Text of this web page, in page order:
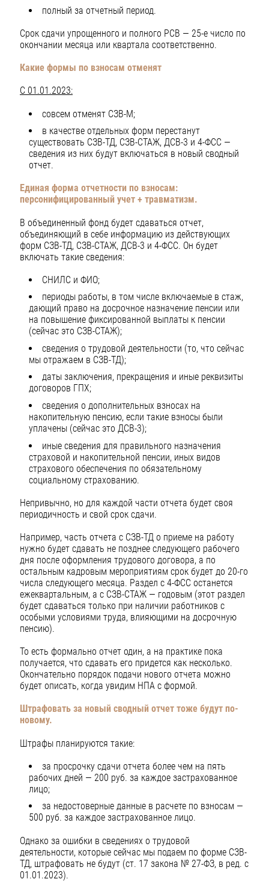
полный за отчетный период.
Срок сдачи упрощенного и полного РСВ — 25-е число по
окончании месяца или квартала соответственно.
Какие формы по взносам отменят
С 01.01.2023:
совсем отменят СЗВ-М;
в качестве отдельных форм перестанут
существовать СЗВ-ТД, СЗВ-СТАЖ, ДСВ-3 и 4-ФСС —
сведения из них будут включаться в новый сводный
отчет.
Единая форма отчетности по взносам:
персонифицированный учет + травматизм.
В объединенный фонд будет сдаваться отчет,
объединяющий в себе информацию из действующих
форм СЗВ-ТД, СЗВ-СТАЖ, ДСВ-3 и 4-ФСС. Он будет
включать такие сведения:
СНИЛС и ФИО;
периоды работы, в том числе включаемые в стаж,
дающий право на досрочное назначение пенсии или
на повышение фиксированной выплаты к пенсии
(сейчас это СЗВ-СТАЖ);
сведения о трудовой деятельности (то, что сейчас
мы отражаем в СЗВ-ТД);
даты заключения, прекращения и иные реквизиты
договоров ГПХ;
сведения о дополнительных взносах на
накопительную пенсию, если такие взносы были
уплачены (сейчас это ДСВ-3);
иные сведения для правильного назначения
страховой и накопительной пенсии, иных видов
страхового обеспечения по обязательному
социальному страхованию.
Непривычно, но для каждой части отчета будет своя
периодичность и свой срок сдачи.
Например, часть отчета с СЗВ-ТД о приеме на работу
нужно будет сдавать не позднее следующего рабочего
дня после оформления трудового договора, а по
остальным кадровым мероприятиям срок будет до 20-го
числа следующего месяца. Раздел с 4-ФСС останется
ежеквартальным, а с СЗВ-СТАЖ — годовым (этот раздел
будет сдаваться только при наличии работников с
особыми условиями труда, влияющими на досрочную
пенсию).
То есть формально отчет один, а на практике пока
получается, что сдавать его придется как несколько.
Окончательно порядок подачи нового отчета можно
будет описать, когда увидим НПА с формой.
Штрафовать за новый сводный отчет тоже будут по-
новому.
Штрафы планируются такие:
за просрочку сдачи отчета более чем на пять
рабочих дней — 200 руб. за каждое застрахованное
лицо;
за недостоверные данные в расчете по взносам —
500 руб. за каждое застрахованное лицо.
Однако за ошибки в сведениях о трудовой
деятельности, которые сейчас мы подаем по форме СЗВ-
ТД, штрафовать не будут (ст. 17 закона № 27-ФЗ, в ред. с
01.01.2023).